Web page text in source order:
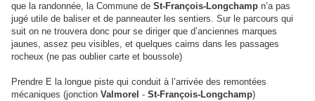
que la randonnée, la Commune de St-François-Longchamp n’a pas
jugé utile de baliser et de panneauter les sentiers. Sur le parcours qui
suit on ne trouvera donc pour se diriger que d’anciennes marques
jaunes, assez peu visibles, et quelques cairns dans les passages
rocheux (ne pas oublier carte et boussole)
Prendre E la longue piste qui conduit à l’arrivée des remontées
mécaniques (jonction Valmorel - St-François-Longchamp)